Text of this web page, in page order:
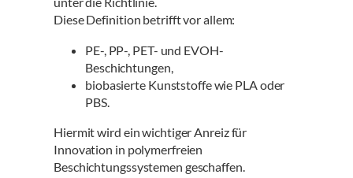
Diese Definition betrifft vor allem:
PE-, PP-, PET- und EVOH-
Beschichtungen,
biobasierte Kunststoffe wie PLA oder
PBS.
Hiermit wird ein wichtiger Anreiz für
Innovation in polymerfreien
Beschichtungssystemen geschaffen.